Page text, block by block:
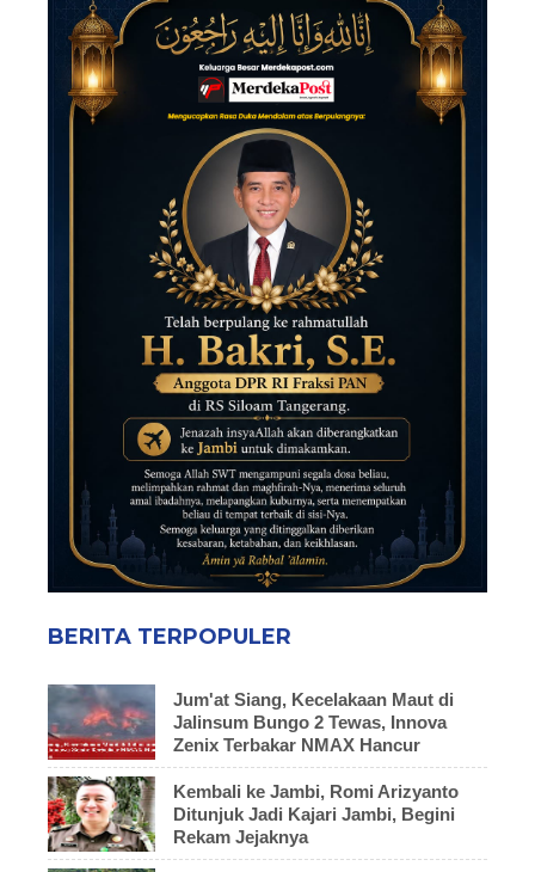
BERITA TERPOPULER
Jum'at Siang, Kecelakaan Maut di
Jalinsum Bungo 2 Tewas, Innova
Zenix Terbakar NMAX Hancur
Kembali ke Jambi, Romi Arizyanto
Ditunjuk Jadi Kajari Jambi, Begini
Rekam Jejaknya